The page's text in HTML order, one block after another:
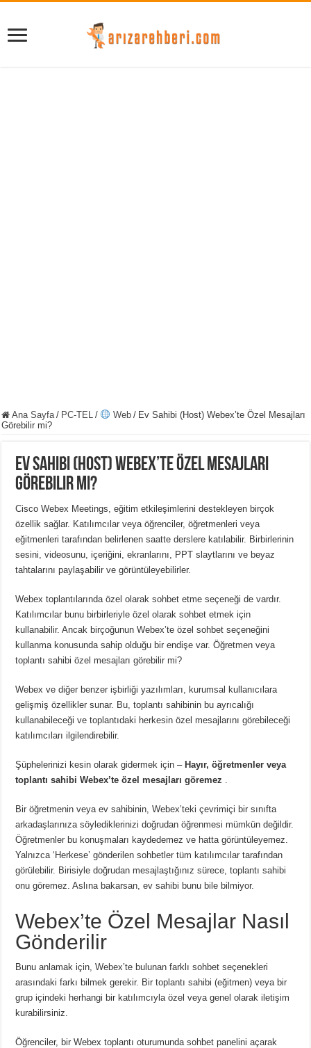
Ana Sayfa / PC-TEL / Web / Ev Sahibi (Host) Webex’te Özel Mesajları
Görebilir mi?
Ev Sahibi (Host) Webex’te Özel Mesajları
Görebilir mi?
Cisco Webex Meetings, eğitim etkileşimlerini destekleyen birçok
özellik sağlar. Katılımcılar veya öğrenciler, öğretmenleri veya
eğitmenleri tarafından belirlenen saatte derslere katılabilir. Birbirlerinin
sesini, videosunu, içeriğini, ekranlarını, PPT slaytlarını ve beyaz
tahtalarını paylaşabilir ve görüntüleyebilirler.
Webex toplantılarında özel olarak sohbet etme seçeneği de vardır.
Katılımcılar bunu birbirleriyle özel olarak sohbet etmek için
kullanabilir.Ancak birçoğunun Webex’te özel sohbet seçeneğini
kullanma konusunda sahip olduğu bir endişe var.Öğretmen veya
toplantı sahibi özel mesajları görebilir mi?
Webex ve diğer benzer işbirliği yazılımları, kurumsal kullanıcılara
gelişmiş özellikler sunar. Bu, toplantı sahibinin bu ayrıcalığı
kullanabileceği ve toplantıdaki herkesin özel mesajlarını görebileceği
katılımcıları ilgilendirebilir.
Şüphelerinizi kesin olarak gidermek için –Hayır, öğretmenler veya
toplantı sahibi Webex’te özel mesajları göremez
Bir öğretmenin veya ev sahibinin, Webex’teki çevrimiçi bir sınıfta
arkadaşlarınıza söylediklerinizi doğrudan öğrenmesi mümkün değildir.
Öğretmenler bu konuşmaları kaydedemez ve hatta görüntüleyemez.
Yalnızca ‘Herkese’ gönderilen sohbetler tüm katılımcılar tarafından
görülebilir. Birisiyle doğrudan mesajlaştığınız sürece, toplantı sahibi
onu göremez.Aslına bakarsan, ev sahibi bunu bile bilmiyor.
Webex’te Özel Mesajlar Nasıl
Gönderilir
Bunu anlamak için, Webex’te bulunan farklı sohbet seçenekleri
arasındaki farkı bilmek gerekir. Bir toplantı sahibi (eğitmen) veya bir
grup içindeki herhangi bir katılımcıyla özel veya genel olarak iletişim
kurabilirsiniz.
Öğrenciler, bir Webex toplantı oturumunda sohbet panelini açarak